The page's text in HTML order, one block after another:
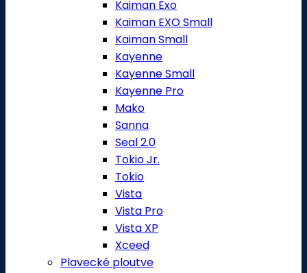
Kaiman Exo
Kaiman EXO Small
Kaiman Small
Kayenne
Kayenne Small
Kayenne Pro
Mako
Sanna
Seal 2.0
Tokio Jr.
Tokio
Vista
Vista Pro
Vista XP
Xceed
Plavecké ploutve